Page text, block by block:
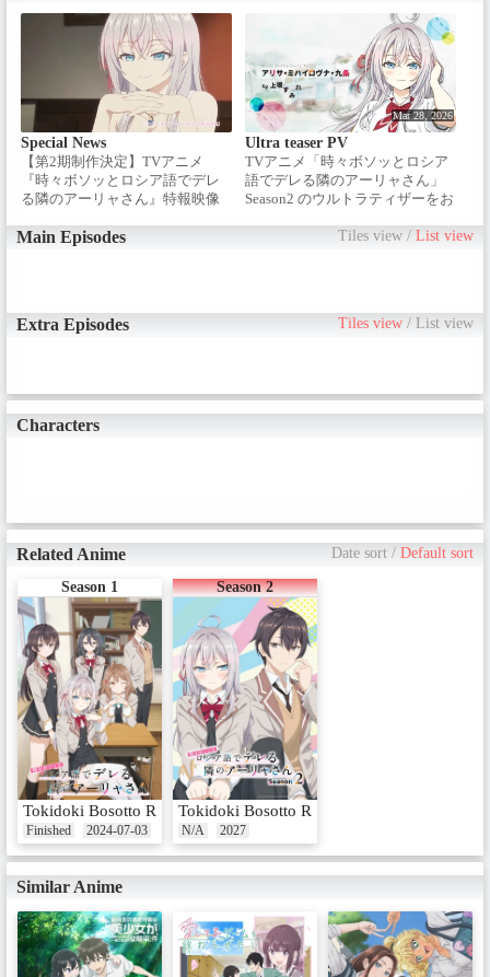
Special News
【第2期制作決定】TVアニメ
『時々ボソッとロシア語でデレ
る隣のアーリャさん』特報映像
Mar 28, 2026
Ultra teaser PV
TVアニメ「時々ボソッとロシア
語でデレる隣のアーリャさん」
Season2 のウルトラティザーをお
しみに。＝＝＝＝＝＝＝＝＝＝
生徒会長を目指すアーリャと、
そんな彼女をサポートすると決
も会うことを約束する。一緒に
模様の行方は？胸キュンラブコ
メディ、待望の Season 2 開幕!!■
アリサ･ミハイロヴナ･九条：上
坂すみれ / 周防有希：丸岡和佳奈
/ マリヤ・ミハイロヴナ・九条：
藤井ゆきよ / 君嶋綾乃：会沢紗弥
/ 谷山沙也加：長谷川育美 / 宮前
乃々亜：青山吉能 / 更科茅咲：河
瀬茉希 / 剣崎統也：石川界人 / 丸
山 毅：酒井広大 / 清宮光瑠：市
川太一 / ■スタッフ / 原作：燦々
SUN / （株式会社 KADOKAWA 角
川スニーカー文庫刊）原作イラ
スト：ももこ / 監督：原口浩 / 副
監督：金成旻 / シリーズ構成：山
田由香 / キャラクターデザイン：
室田雄平 / アニメーション制作：
動画工房 / ©Sunsunsun,
Main Episodes Tiles view /List view
Extra Episodes Tiles view /List view
Characters
Related Anime Date sort /Default sort
Season 1
Tokidoki Bosotto Russia-go de Dereru Tonari no Alya-san
Finished 2024-07-03
Season 2
Tokidoki Bosotto Russia-go de Dereru
N/A 2027
Similar Anime